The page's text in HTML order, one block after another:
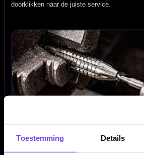
Toestemming Details
doorklikken naar de juiste service.
Afgebroken punt verwijderen
Bekijk service